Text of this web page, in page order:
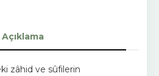
Açıklama
zâhid ve sûfilerin